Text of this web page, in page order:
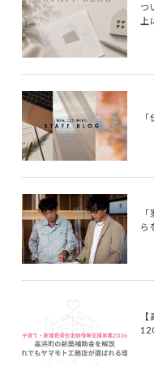
つ
ら